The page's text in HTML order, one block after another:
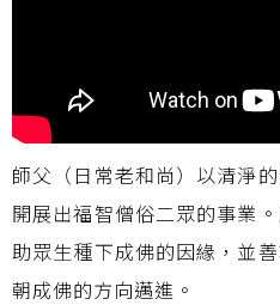
師父（日常老和尚）以清淨
開展出福智僧俗二眾的事業
助眾生種下成佛的因緣，並
朝成佛的方向邁進。